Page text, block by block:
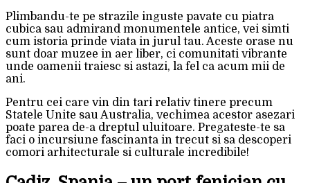
Plimbandu-te pe strazile inguste pavate cu piatra
cubica sau admirand monumentele antice, vei simti
cum istoria prinde viata in jurul tau. Aceste orase nu
sunt doar muzee in aer liber, ci comunitati vibrante
unde oamenii traiesc si astazi, la fel ca acum mii de
ani.
Pentru cei care vin din tari relativ tinere precum
Statele Unite sau Australia, vechimea acestor asezari
poate parea de-a dreptul uluitoare. Pregateste-te sa
faci o incursiune fascinanta in trecut si sa descoperi
comori arhitecturale si culturale incredibile!